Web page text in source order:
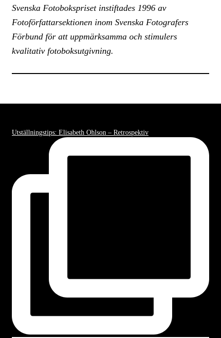
Svenska Fotobokspriset instiftades 1996 av
Fotoförfattarsektionen inom Svenska Fotografers
Förbund för att uppmärksamma och stimulers
kvalitativ fotoboksutgivning.
Utställningstips: Elisabeth Ohlson – Retrospektiv